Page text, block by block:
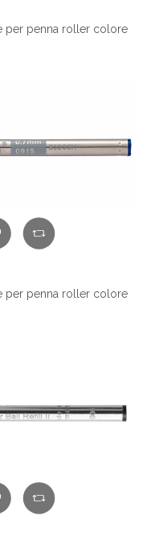
per penna roller colore
per penna roller colore